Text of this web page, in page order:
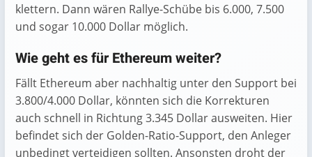
klettern. Dann wären Rallye-Schübe bis 6.000, 7.500
und sogar 10.000 Dollar möglich.
Wie geht es für Ethereum weiter?
Fällt Ethereum aber nachhaltig unter den Support bei
3.800/4.000 Dollar, könnten sich die Korrekturen
auch schnell in Richtung 3.345 Dollar ausweiten. Hier
befindet sich der Golden-Ratio-Support, den Anleger
unbedingt verteidigen sollten. Ansonsten droht der